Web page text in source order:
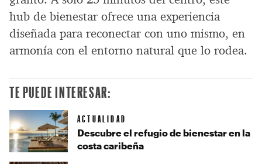
hub de bienestar ofrece una experiencia
diseñada para reconectar con uno mismo, en
armonía con el entorno natural que lo rodea.
TE PUEDE INTERESAR:
ACTUALIDAD
Descubre el refugio de bienestar en la
costa caribeña